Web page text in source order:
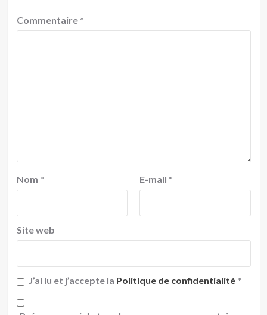
Commentaire *
Nom * E-mail *
Site web
J’ai lu et j’accepte la Politique de confidentialité *